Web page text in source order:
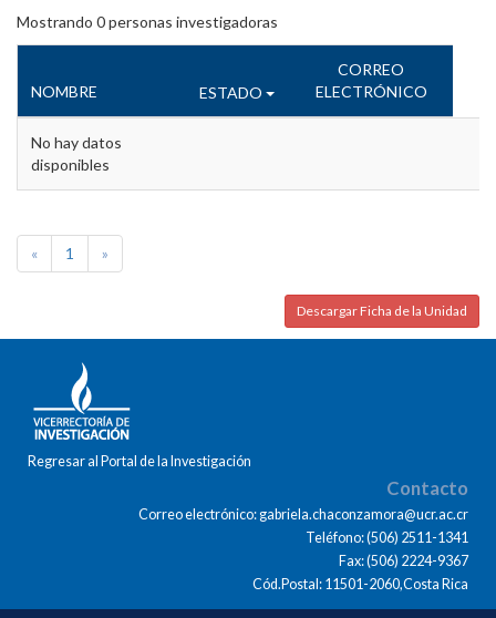
Mostrando 0personas investigadoras
NOMBRE ESTADO
CORREO
ELECTRÓNICO
No hay datos
disponibles
« 1 »
Descargar Ficha de la Unidad
Regresar al Portal de la Investigación
Contacto
Correo electrónico: gabriela.chaconzamora@ucr.ac.cr
Teléfono: (506) 2511-1341
Fax: (506) 2224-9367
Cód.Postal: 11501-2060,Costa Rica